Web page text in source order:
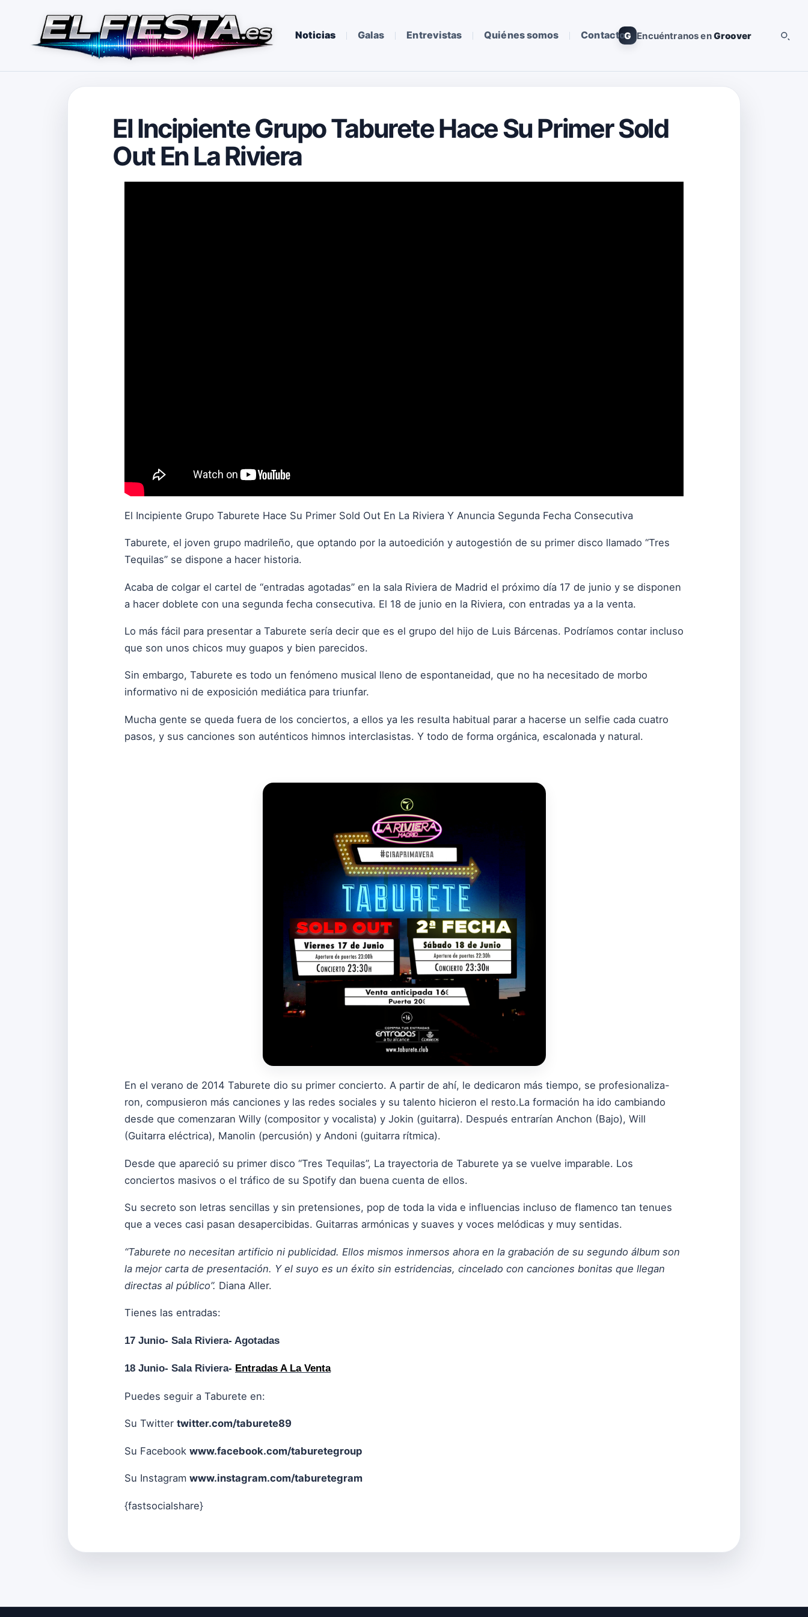
Noticias Galas Entrevistas Quiénes somos ContactoG Encuéntranos enGroover
El Incipiente Grupo Taburete Hace Su Primer Sold
Out En La Riviera
El Incipiente Grupo Taburete Hace Su Primer Sold Out En La Riviera Y Anuncia Segunda Fecha Consecutiva
Taburete, el joven grupo madrileño, que optando por la autoedición y autogestión de su primer disco llamado “Tres
Tequilas” se dispone a hacer historia.
Acaba de colgar el cartel de “entradas agotadas” en la sala Riviera de Madrid el próximo día 17 de junio y se disponen
a hacer doblete con una segunda fecha consecutiva. El 18 de junio en la Riviera, con entradas ya a la venta.
Lo más fácil para presentar a Taburete sería decir que es el grupo del hijo de Luis Bárcenas. Podríamos contar incluso
que son unos chicos muy guapos y bien parecidos.
Sin embargo, Taburete es todo un fenómeno musical lleno de espontaneidad, que no ha necesitado de morbo
informativo ni de exposición mediática para triunfar.
Mucha gente se queda fuera de los conciertos, a ellos ya les resulta habitual parar a hacerse un selfie cada cuatro
pasos, y sus canciones son auténticos himnos interclasistas. Y todo de forma orgánica, escalonada y natural.
En el verano de 2014 Taburete dio su primer concierto. A partir de ahí, le dedicaron más tiempo, se profesionaliza-
ron, compusieron más canciones y las redes sociales y su talento hicieron el resto.La formación ha ido cambiando
desde que comenzaran Willy (compositor y vocalista) y Jokin (guitarra). Después entrarían Anchon (Bajo), Will
(Guitarra eléctrica), Manolin (percusión) y Andoni (guitarra rítmica).
Desde que apareció su primer disco “Tres Tequilas”, La trayectoria de Taburete ya se vuelve imparable. Los
conciertos masivos o el tráfico de su Spotify dan buena cuenta de ellos.
Su secreto son letras sencillas y sin pretensiones, pop de toda la vida e influencias incluso de flamenco tan tenues
que a veces casi pasan desapercibidas. Guitarras armónicas y suaves y voces melódicas y muy sentidas.
“Taburete no necesitan artificio ni publicidad. Ellos mismos inmersos ahora en la grabación de su segundo álbum son
la mejor carta de presentación. Y el suyo es un éxito sin estridencias, cincelado con canciones bonitas que llegan
directas al público”. Diana Aller.
Tienes las entradas:
17 Junio- Sala Riviera- Agotadas
18 Junio- Sala Riviera- Entradas A La Venta
Puedes seguir a Taburete en:
Su Twitter twitter.com/taburete89
Su Facebook www.facebook.com/taburetegroup
Su Instagram www.instagram.com/taburetegram
{fastsocialshare}